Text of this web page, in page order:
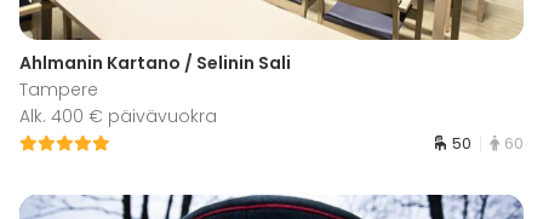
Ahlmanin Kartano / Selinin Sali
Tampere
Alk. 400 € päivävuokra
50 60